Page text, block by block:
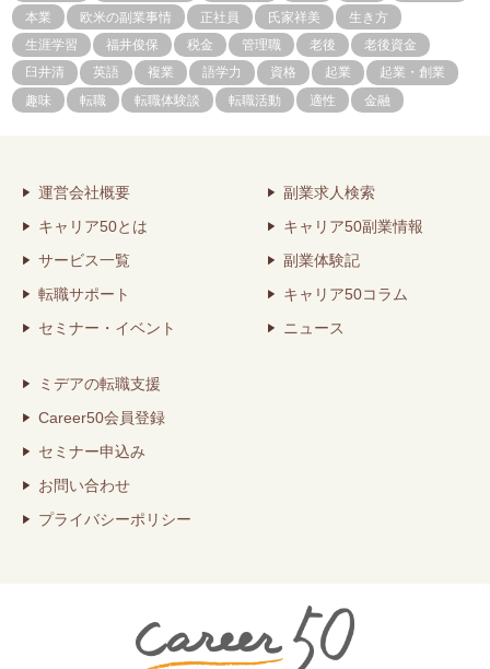
本業
欧米の副業事情 正社員 氏家祥美
生き方
生涯学習
福井俊保 税金 管理職 老後
老後資金
臼井清
英語 複業 語学力 資格 起業
起業・創業
趣味
転職 転職体験談 転職活動 適性 金融
運営会社概要
キャリア50とは
サービス一覧
転職サポート
セミナー・イベント
副業求人検索
キャリア50副業情報
副業体験記
キャリア50コラム
ニュース
ミデアの転職支援
Career50会員登録
セミナー申込み
お問い合わせ
プライバシーポリシー